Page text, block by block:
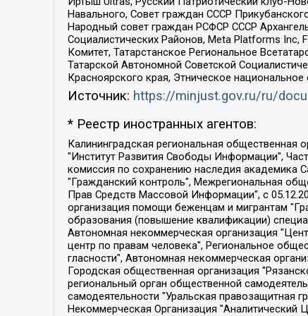
Навального, Совет граждан СССР
Народный совет граждан РСФСР СССР
Социалистических Районов, Meta Platforms
Комитет, Татарстанское Региональное
Татарской Автономной Советской
Красноярского края, Этническое
Источник: https://minjust.gov.ru/ru/
* Реестр иностранных агентов:
Калининградская региональная общественная организация "Экозащита!-Женсовет", Фонд содействия защите прав и свобод граждан "Общественный вердикт", Фонд "Институт Развития Свободы Информации", Частное учреждение "Информационное агентство МЕМО. РУ", Региональная общественная организация "Общественная комиссия по сохранению наследия академика Сахарова", Фонд поддержки свободы прессы, Санкт-Петербургская общественная правозащитная организация "Гражданский контроль", Межрегиональная общественная организация "Информационно-просветительский центр "Мемориал", Региональный Фонд "Центр Защиты Прав Средств Массовой Информации", с 05.12.2023 Фонд "Центр Защиты Прав Средств массовой информации", Региональная общественная благотворительная организация помощи беженцам и мигрантам "Гражданское содействие", Негосударственное образовательное учреждение дополнительного профессионального образования (повышение квалификации) специалистов "АКАДЕМИЯ ПО ПРАВАМ ЧЕЛОВЕКА", Свердловская региональная общественная организация "Сутяжник", Автономная некоммерческая организация "Центр независимых социологических исследований", Союз общественных объединений "Российский исследовательский центр по правам человека", Региональное общественное учреждение научно-информационный центр "МЕМОРИАЛ", Некоммерческая организация "Фонд защиты гласности", Автономная некоммерческая организация "Институт прав человека", Городская общественная организация "Екатеринбургское общество "МЕМОРИАЛ", Городская общественная организация "Рязанское историко-просветительское и правозащитное общество "Мемориал" (Рязанский Мемориал), Челябинский региональный орган общественной самодеятельности – женское общественное объединение "Женщины Евразии", Челябинский региональный орган общественной самодеятельности "Уральская правозащитная группа", Фонд содействия защите здоровья и социальной справедливости имени Андрея Рылькова, Автономная Некоммерческая Организация "Аналитический Центр Юрия Левады", Автономная некоммерческая организация социальной поддержки населения "Проект Апрель", Региональная общественная организация помощи женщинам и детям, находящимся в кризисной ситуации "Информационно-методический центр "Анна", Фонд содействия развитию массовых коммуникаций и правовому просвещению "Так-так-Так", Фонд содействия устойчивому развитию "Серебряная тайга", Свердловский региональный общественный фонд социальных проектов "Новое время", "Idel.Реалии", Кавказ.Реалии, Крым.Реалии, Телеканал Настоящее Время, Татаро-башкирская служба Радио Свобода (Azatliq Radiosi), Радио Свободная Европа/Радио Свобода (PCE/PC), "Сибирь.Реалии", "Фактограф", Благотворительный фонд помощи осужденным и их семьям, Автономная некоммерческая организация "Институт глобализации и социальных движений", Фонд "В защиту прав заключенных", Частное учреждение "Центр